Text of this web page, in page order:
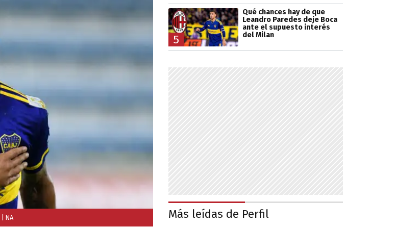
| NA
5
Qué chances hay de que
Leandro Paredes deje Boca
ante el supuesto interés
del Milan
Más leídas de Perfil